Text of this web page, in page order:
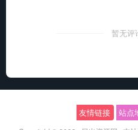
暂无评
友情链接 站点